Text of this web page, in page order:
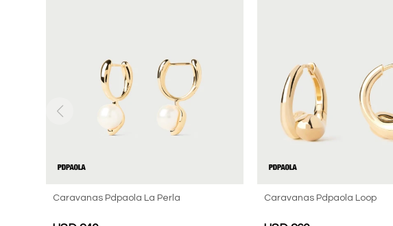
Caravanas Pdpaola La Perla Caravanas Pdpaola Loop